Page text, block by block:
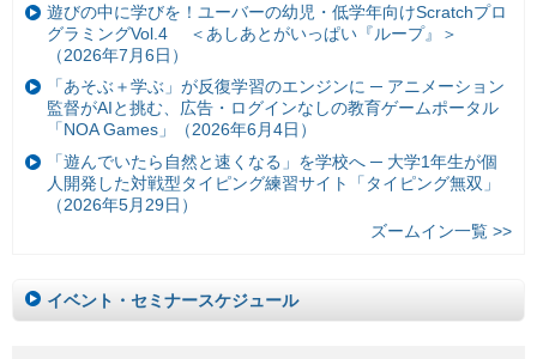
遊びの中に学びを！ユーバーの幼児・低学年向けScratchプロ
グラミングVol.4 ＜あしあとがいっぱい『ループ』＞
（2026年7月6日）
「あそぶ＋学ぶ」が反復学習のエンジンに ─ アニメーション
監督がAIと挑む、広告・ログインなしの教育ゲームポータル
「NOA Games」（2026年6月4日）
「遊んでいたら自然と速くなる」を学校へ ─ 大学1年生が個
人開発した対戦型タイピング練習サイト「タイピング無双」
（2026年5月29日）
ズームイン一覧 >>
イベント・セミナースケジュール